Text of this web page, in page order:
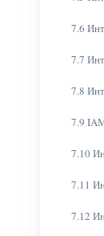
7.6
7.7
7.8
7.9
7.10
7.11
7.12